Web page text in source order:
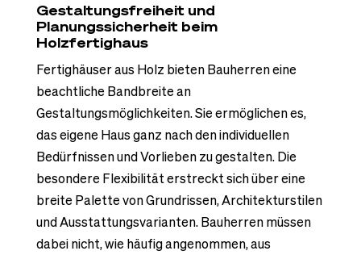
Gestaltungsfreiheit und
Planungssicherheit beim
Holzfertighaus
Fertighäuser aus Holz bieten Bauherren eine
beachtliche Bandbreite an
Gestaltungsmöglichkeiten. Sie ermöglichen es,
das eigene Haus ganz nach den individuellen
Bedürfnissen und Vorlieben zu gestalten. Die
besondere Flexibilität erstreckt sich über eine
breite Palette von Grundrissen, Architekturstilen
und Ausstattungsvarianten. Bauherren müssen
dabei nicht, wie häufig angenommen, aus